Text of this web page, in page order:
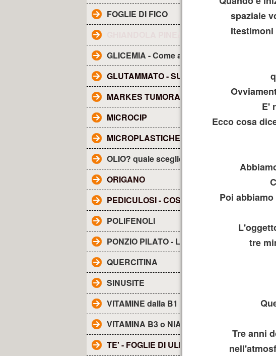
FOGLIE DI FICO
GHIANDOLA PINEALE - SUE FUNZIONI
GLICEMIA - Come abbassarla
GLUTAMMATO - SUE CARATTERISTICHE
MARKES TUMORALI
MICROCIP
MICROPLASTICHE NEL SANGUE
OLIO? quale scegliere?
ORIGANO
PEDICULOSI - COS'E'?
POLIFENOLI
PONZIO PILATO - Lettera a TIBERIO
QUERCITINA
SINUSITE
VITAMINE dalla B1 alla B17
VITAMINA B3 o NIACINA
TE' - FOGLIE DI ULIVO
spaziale
E'
Ecco cosa
Poi
tre
Tre anni